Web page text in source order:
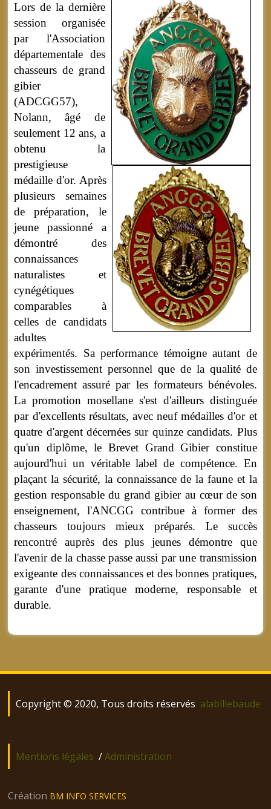
Lors de la dernière
session organisée
par l'Association
départementale des
chasseurs de grand
gibier
(ADCGG57),
Nolann, âgé de
seulement 12 ans, a
obtenu la
prestigieuse
médaille d'or. Après
plusieurs semaines
de préparation, le
jeune passionné a
démontré des
connaissances
naturalistes et
cynégétiques
comparables à
celles de candidats
adultes
expérimentés. Sa performance témoigne autant de
son investissement personnel que de la qualité de
l'encadrement assuré par les formateurs bénévoles.
La promotion mosellane s'est d'ailleurs distinguée
par d'excellents résultats, avec neuf médailles d'or et
quatre d'argent décernées sur quinze candidats. Plus
qu'un diplôme, le Brevet Grand Gibier constitue
aujourd'hui un véritable label de compétence. En
plaçant la sécurité, la connaissance de la faune et la
gestion responsable du grand gibier au cœur de son
enseignement, l'ANCGG contribue à former des
chasseurs toujours mieux préparés. Le succès
rencontré auprès des plus jeunes démontre que
l'avenir de la chasse passe aussi par une transmission
exigeante des connaissances et des bonnes pratiques,
garante d'une pratique moderne, responsable et
durable.
Copyright © 2020, Tous droits réservés alabillebaude
Mentions légales /Administration
Création BM INFO SERVICES